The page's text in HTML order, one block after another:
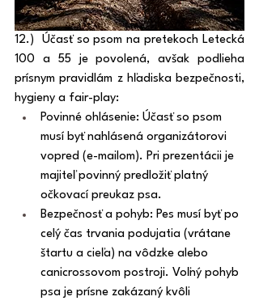
12.)  Účasť so psom na pretekoch Letecká
100 a 55 je povolená, avšak podlieha
prísnym pravidlám z hľadiska bezpečnosti,
hygieny a fair-play:
Povinné ohlásenie: Účasť so psom
musí byť nahlásená organizátorovi
vopred (e-mailom). Pri prezentácii je
majiteľ povinný predložiť platný
očkovací preukaz psa.
Bezpečnosť a pohyb: Pes musí byť po
celý čas trvania podujatia (vrátane
štartu a cieľa) na vôdzke alebo
canicrossovom postroji. Voľný pohyb
psa je prísne zakázaný kvôli